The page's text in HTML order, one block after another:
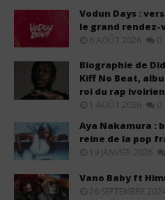
Vodun Days :
le grand rendez-
6 AOÛT 2026 0
Biographie de
Kiff No Beat,
roi du rap ivoirien
1 AOÛT 2026 0
Aya Nakamura :
reine de la pop
19 JANVIER 2026
Vano Baby ft
26 SEPTEMBRE